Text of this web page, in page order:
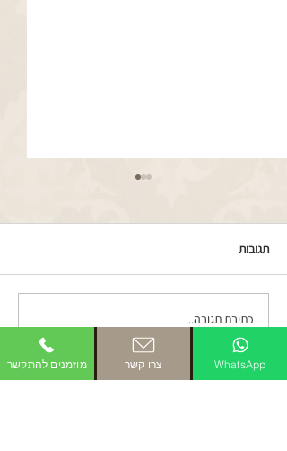
שיפוץ מכונת תפירה זינגר סוף
מאה 19 חלק 1
תגובות
כתיבת תגובה...
מוזמנים להתקשר צרו קשר WhatsApp